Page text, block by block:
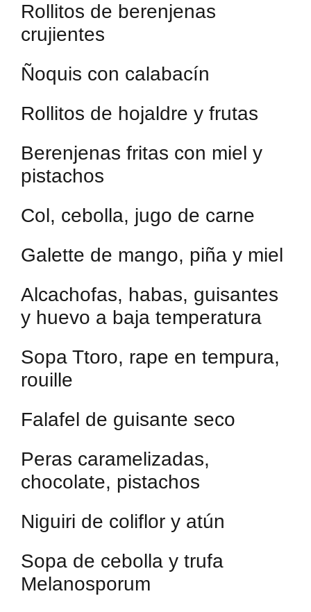
Rollitos de berenjenas
crujientes
Ñoquis con calabacín
Rollitos de hojaldre y frutas
Berenjenas fritas con miel y
pistachos
Col, cebolla, jugo de carne
Galette de mango, piña y miel
Alcachofas, habas, guisantes
y huevo a baja temperatura
Sopa Ttoro, rape en tempura,
rouille
Falafel de guisante seco
Peras caramelizadas,
chocolate, pistachos
Niguiri de coliflor y atún
Sopa de cebolla y trufa
Melanosporum